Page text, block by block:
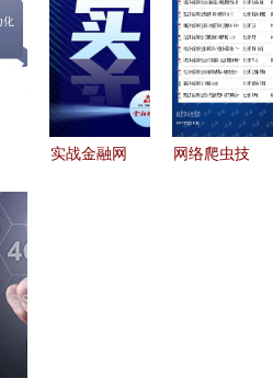
能时代
构？深度分
析五大热门
选择
实战金融网
网络爬虫技